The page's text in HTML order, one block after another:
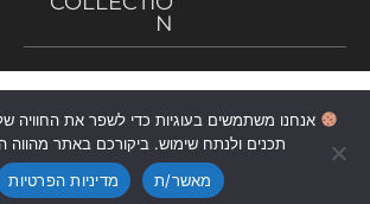
N
אנחנו משתמשים בעוגיות כדי לשפר את החוויה
תכנים ולנתח שימוש. ביקורכם באתר
מאשר/ת
מדיניות הפרטיות